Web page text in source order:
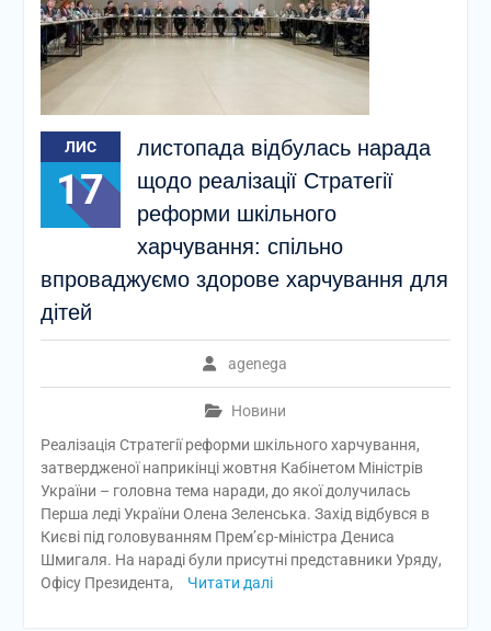
ЛИС
17
листопада відбулась нарада
щодо реалізації Стратегії
реформи шкільного
харчування: спільно
впроваджуємо здорове харчування для
дітей
agenega
Новини
Реалізація Стратегії реформи шкільного харчування,
затвердженої наприкінці жовтня Кабінетом Міністрів
України – головна тема наради, до якої долучилась
Перша леді України Олена Зеленська. Захід відбувся в
Києві під головуванням Прем’єр-міністра Дениса
Шмигаля. На нараді були присутні представники Уряду,
Офісу Президента,
Читати далі